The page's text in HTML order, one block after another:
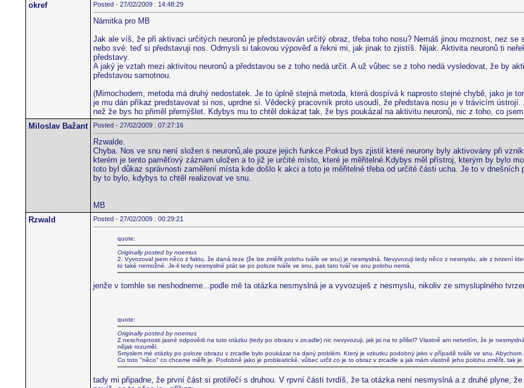
okref
Posted - 27/02/2009 : 14:48:29
Námitka pro MB
Jak ale víš, že při aktivaci určitých neuronů je představován určitý obraz, třeba toho nosu? Nemáš jinou moznost, nez
nebo své: teď si představuji nos. Odmysli si takovou výpověď a řekni mi, jak jinak to zjistíš. Nijak. Aktivita neuronů ti
představy.
A jaký je vztah mezi aktivitou neuronů a představou se z toho nedá určit. A už vůbec se z toho nedá vysledovat, že by
představou samotnou.
(Mimochodem, metoda má druhý nedostatek. Je to úplně stejná metoda, která dospívá k naprosto stejné chybě, jako je
je mu dán příkaz predstavovat si nos, uprdne si. Vědecký pracovník proto usoudí, že představa nosu je v trávicím
než že bys ho přiměl přemýšlet. Kdybys mu to chtěl dokázat tak, že bys poukázal na aktivitu neuronů, nic z toho, co
Miloslav Bažant
Posted - 27/02/2009 : 07:27:16
Rzwalde.
Chyba. Nos ve snu není složen s neuronů,ale pouze jejich funkce.Pokud bys zjistil které neurony byly aktivovány při
kterém je tento paměťový záznam uložen a to již je určité místo, které je měřitelné.Kdybys měl přístroj, kterým by bylo
toto byl důkaz správnosti zaměření místa kde došlo k akci a toto je měřitelné třeba od určité části ucha. Je to v
by to bylo, kdybys to chtěl realizovat ve snu.
MB
Rzwald
Posted - 27/02/2009 : 00:29:21
quote:
Originally posted by noemus
2. Vyvozoval jsem něco z faktu, že daná teze (že lze změřit polohu tváře ve snu) je nesmyslná. Nevyvozuji tedy něco z nesmyslu, ale z tvrzení
to také nemožné. Je-li tedy nesmyslné ptát se po poloze tváře ve snu, pak tato tvář ve snu polohu nemá.
jenže v tomhle se neshodneme...podle mě ta otázka nesmyslná je a vyvozuješ z nesmyslu, nikoliv ze smysluplného
quote:
Originally posted by noemus
Z neschopnosti jasné odpovědi na tuto otázku (tedy po obrazu v zrcadle) nic nevyvozuji, jak jsi na to přišel? Vlastně ani netvrdím, že je
nějak rozuměl.
Smyslem mé otázky po poloze obrazu v zrcadle bylo poukázat na daný problém. Který je vzkutku podobný jako v případě tváře ve snu.
Co toto "něco" co chceme měřit je. Podobně jako je probleatické, vůbec určit co je to obraz v zrcadle a jak mám vlastně jeho polohu změřit, tak
tady mi připadne, že první část si protiřečí s druhou. V rpvní části tvrdíš, že ta otázka není nesmyslná a z druhé plyne,